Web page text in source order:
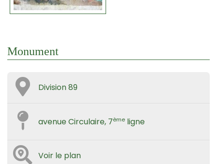
Monument
Division 89
avenue Circulaire, 7ème ligne
Voir le plan